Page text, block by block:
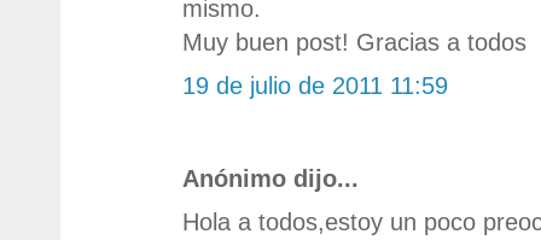
mismo.
Muy buen post! Gracias a todos
19 de julio de 2011 11:59
Anónimo dijo...
Hola a todos,estoy un poco